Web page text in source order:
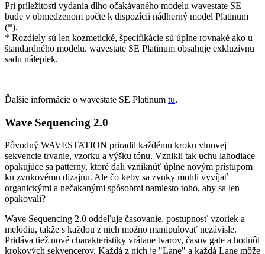
Pri príležitosti vydania dlho očakávaného modelu wavestate SE
bude v obmedzenom počte k dispozícii nádherný model Platinum
(*).
* Rozdiely sú len kozmetické, špecifikácie sú úplne rovnaké ako u
štandardného modelu. wavestate SE Platinum obsahuje exkluzívnu
sadu nálepiek.
Ďalšie informácie o wavestate SE Platinum tu.
Wave Sequencing 2.0
Pôvodný WAVESTATION priradil každému kroku vlnovej
sekvencie trvanie, vzorku a výšku tónu. Vznikli tak uchu lahodiace
opakujúce sa patterny, ktoré dali vzniknúť úplne novým prístupom
ku zvukovému dizajnu. Ale čo keby sa zvuky mohli vyvíjať
organickými a nečakanými spôsobmi namiesto toho, aby sa len
opakovali?
Wave Sequencing 2.0 oddeľuje časovanie, postupnosť vzoriek a
melódiu, takže s každou z nich možno manipulovať nezávisle.
Pridáva tiež nové charakteristiky vrátane tvarov, časov gate a hodnôt
krokových sekvencerov. Každá z nich je "Lane" a každá Lane môže